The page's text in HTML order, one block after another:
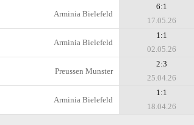
Arminia Bielefeld
6:1
17.05.26
Arminia Bielefeld
1:1
02.05.26
Preussen Munster
2:3
25.04.26
Arminia Bielefeld
1:1
18.04.26